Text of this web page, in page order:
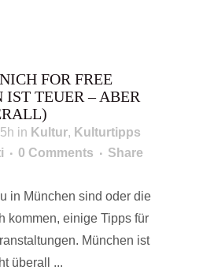
FOR FREE
TEUER – ABER
in Kultur, Kulturtipps
0 Comments Share
in München sind oder die
kommen, einige Tipps für
München ist
überall ...